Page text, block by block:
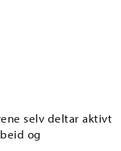
selv deltar aktivt
og